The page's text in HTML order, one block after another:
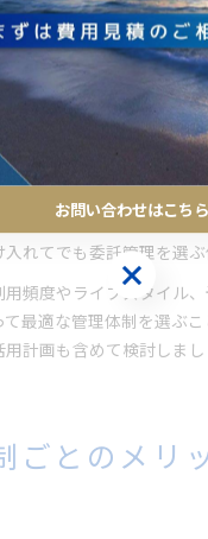
手間をかけるほどコスト
というジレンマがあり
ますが、トラブル対応や
があり、忙しい方や遠方
に委託することで、手間を
なトラブル対応が求めら
れてでも委託管理を選ぶ
頻度やライフスタイル
て最適な管理体制を選ぶ
計画も含めて検討しまし
ごとのメリ
お問い合わせはこちら
お問い合わせはこちら